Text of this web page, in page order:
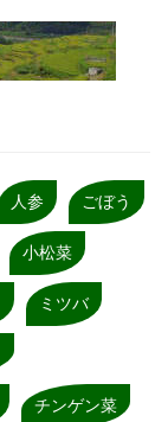
人参 ごぼう
小松菜
ミツバ
チンゲン菜